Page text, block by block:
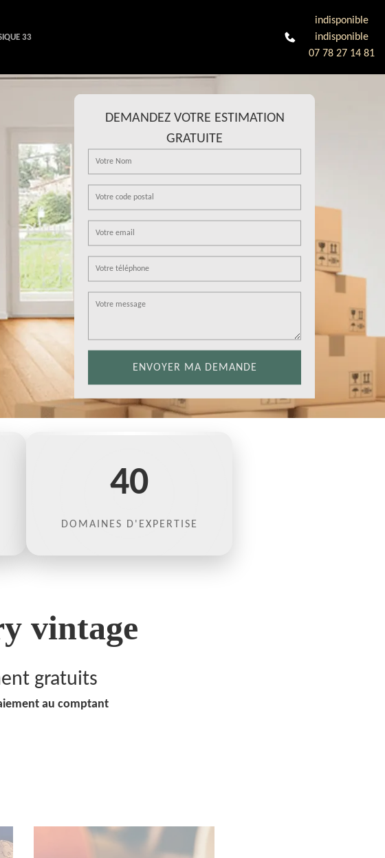
33
indisponible
indisponible
07 78 27 14 81
DEMANDEZ VOTRE ESTIMATION
GRATUITE
40
DOMAINES D'EXPERTISE
vintage
gratuits
au comptant